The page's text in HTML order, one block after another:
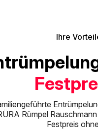
Ihre
Rümpel
Festpreis